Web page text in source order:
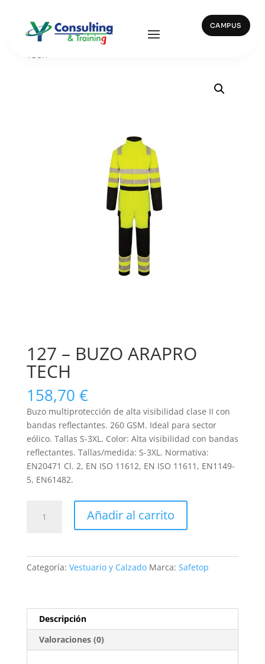
CAMPUS
Inicio Vestuario y Calzado
/ 127 – BUZO ARAPRO
TECH
127 – BUZO ARAPRO
TECH
158,70 €
Buzo multiprotección de alta visibilidad clase II con
bandas reflectantes. 260 GSM. Ideal para sector
eólico. Tallas S-3XL. Color: Alta visibilidad con bandas
reflectantes. Tallas/medida: S-3XL. Normativa:
EN20471 Cl. 2, EN ISO 11612, EN ISO 11611, EN1149-
5, EN61482.
cantidad
Añadir al carrito
Categoría: Vestuario y Calzado Marca: Safetop
Descripción
Valoraciones (0)